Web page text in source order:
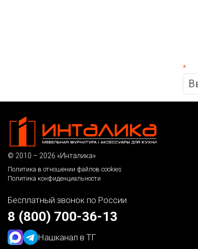
*
© 2010 – 2026 «Инталика»
Политика в отношении файлов cookies
Политика конфиденциальности
Бесплатный звонок по России
8 (800) 700-36-13
Нашканал в ТГ